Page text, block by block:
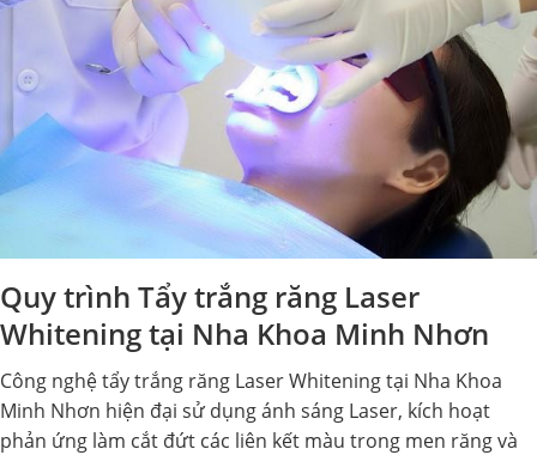
Quy trình Tẩy trắng răng Laser
Whitening tại Nha Khoa Minh Nhơn
Công nghệ tẩy trắng răng Laser Whitening tại Nha Khoa
Minh Nhơn hiện đại sử dụng ánh sáng Laser, kích hoạt
phản ứng làm cắt đứt các liên kết màu trong men răng và